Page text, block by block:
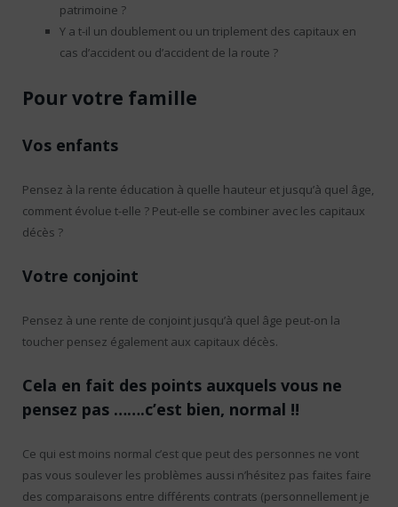
patrimoine ?
Y a t-il un doublement ou un triplement des capitaux en
cas d’accident ou d’accident de la route ?
Pour votre famille
Vos enfants
Pensez à la rente éducation à quelle hauteur et jusqu’à quel âge,
comment évolue t-elle ? Peut-elle se combiner avec les capitaux
décès ?
Votre conjoint
Pensez à une rente de conjoint jusqu’à quel âge peut-on la
toucher pensez également aux capitaux décès.
Cela en fait des points auxquels vous ne
pensez pas …….c’est bien, normal !!
Ce qui est moins normal c’est que peut des personnes ne vont
pas vous soulever les problèmes aussi n’hésitez pas faites faire
des comparaisons entre différents contrats (personnellement je